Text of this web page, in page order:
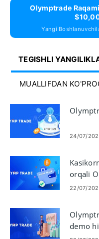
Olymptrade
Yangi
TEGISHLI
MUALLIFDAN
24/07/
orqali
22/07/
demo